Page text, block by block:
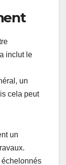
inclut le
un
cela peut
un